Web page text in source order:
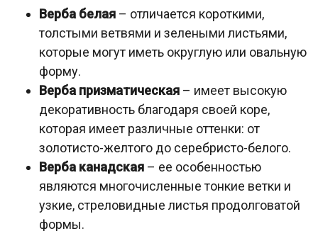
Верба белая – отличается короткими,
толстыми ветвями и зелеными листьями,
которые могут иметь округлую или овальную
форму.
Верба призматическая – имеет высокую
декоративность благодаря своей коре,
которая имеет различные оттенки: от
золотисто-желтого до серебристо-белого.
Верба канадская – ее особенностью
являются многочисленные тонкие ветки и
узкие, стреловидные листья продолговатой
формы.